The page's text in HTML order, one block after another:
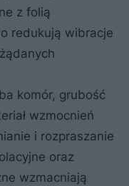
z folią
redukują wibracje
komór, grubość
wzmocnień
i rozpraszanie
oraz
wzmacniają